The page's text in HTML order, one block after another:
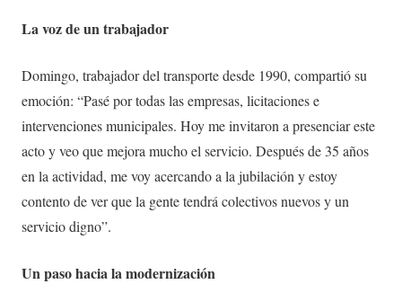
La voz de un trabajador
Domingo, trabajador del transporte desde 1990, compartió su
emoción: “Pasé por todas las empresas, licitaciones e
intervenciones municipales. Hoy me invitaron a presenciar este
acto y veo que mejora mucho el servicio. Después de 35 años
en la actividad, me voy acercando a la jubilación y estoy
contento de ver que la gente tendrá colectivos nuevos y un
servicio digno”.
Un paso hacia la modernización